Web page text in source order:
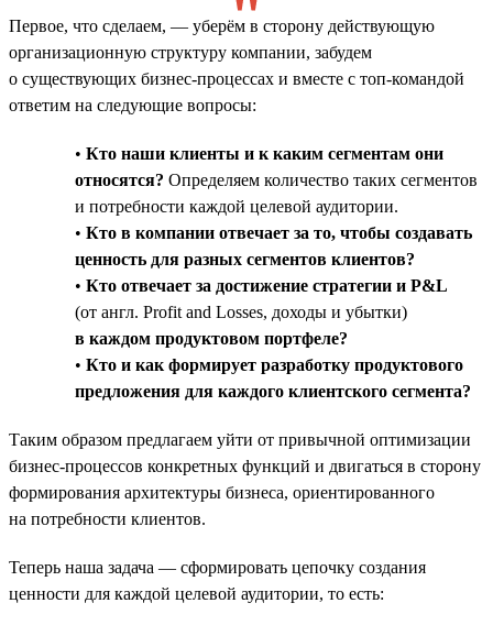
Первое, что сделаем, — уберём в сторону действующую
организационную структуру компании, забудем
о существующих бизнес-процессах и вместе с топ-командой
ответим на следующие вопросы:
• Кто наши клиенты и к каким сегментам они
относятся? Определяем количество таких сегментов
и потребности каждой целевой аудитории.
• Кто в компании отвечает за то, чтобы создавать
ценность для разных сегментов клиентов?
• Кто отвечает за достижение стратегии и P&L
(от англ. Profit and Losses, доходы и убытки)
в каждом продуктовом портфеле?
• Кто и как формирует разработку продуктового
предложения для каждого клиентского сегмента?
Таким образом предлагаем уйти от привычной оптимизации
бизнес-процессов конкретных функций и двигаться в сторону
формирования архитектуры бизнеса, ориентированного
на потребности клиентов.
Теперь наша задача — сформировать цепочку создания
ценности для каждой целевой аудитории, то есть: